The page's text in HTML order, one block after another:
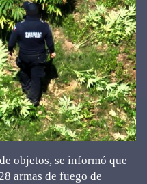
objetos, se informó que
armas de fuego de